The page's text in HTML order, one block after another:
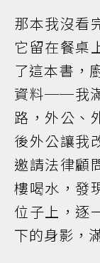
那本我沒看
它留在餐桌
了這本書，
資料──我
路，外公、
後外公讓我
邀請法律顧
樓喝水，發
位子上，逐
下的身影，